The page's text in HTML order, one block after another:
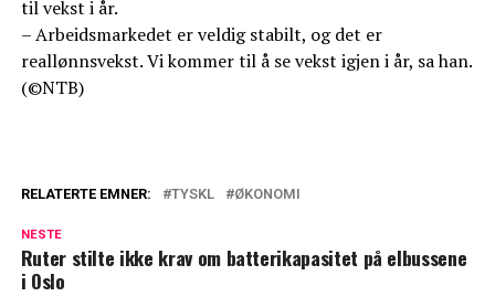
til vekst i år.
– Arbeidsmarkedet er veldig stabilt, og det er
reallønnsvekst. Vi kommer til å se vekst igjen i år, sa han.
(©NTB)
RELATERTE EMNER: TYSKL ØKONOMI
NESTE
Ruter stilte ikke krav om batterikapasitet på elbussene
i Oslo